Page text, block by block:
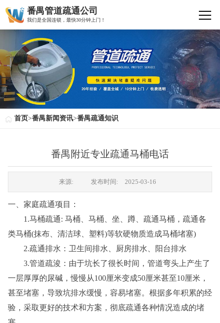
番禺管道疏通公司
我们是全国连锁，最快30分钟上门！
首页>番禺新闻资讯>番禺疏通知识
番禺附近专业疏通马桶电话
来源: 发布时间: 2025-03-16
一、家庭疏通项目：
1.马桶疏通: 马桶、马桶、坐、蹲、疏通马桶，疏通各
类马桶(抹布、清洁球、塑料)等软硬物质造成马桶堵塞)
2.疏通排水：卫生间排水、厨房排水、阳台排水
3.管道疏浚：由于坑长了很长时间，管道弯头上产生了
一层厚厚的尿碱，慢慢从100厘米变成50厘米甚至10厘米，
甚至堵塞，导致坑排水缓慢，容易堵塞。根据多年积累的经
验，采取更好的技术和方案，彻底疏通各种情况造成的堵